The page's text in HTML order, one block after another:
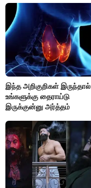
இந்த அறிகுறிகள் இருந்தால்
உங்களுக்கு தைராய்டு
இருக்குன்னு அர்த்தம்